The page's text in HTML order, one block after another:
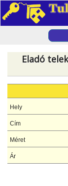
Eladó
Hely
Cím
Méret
Ár